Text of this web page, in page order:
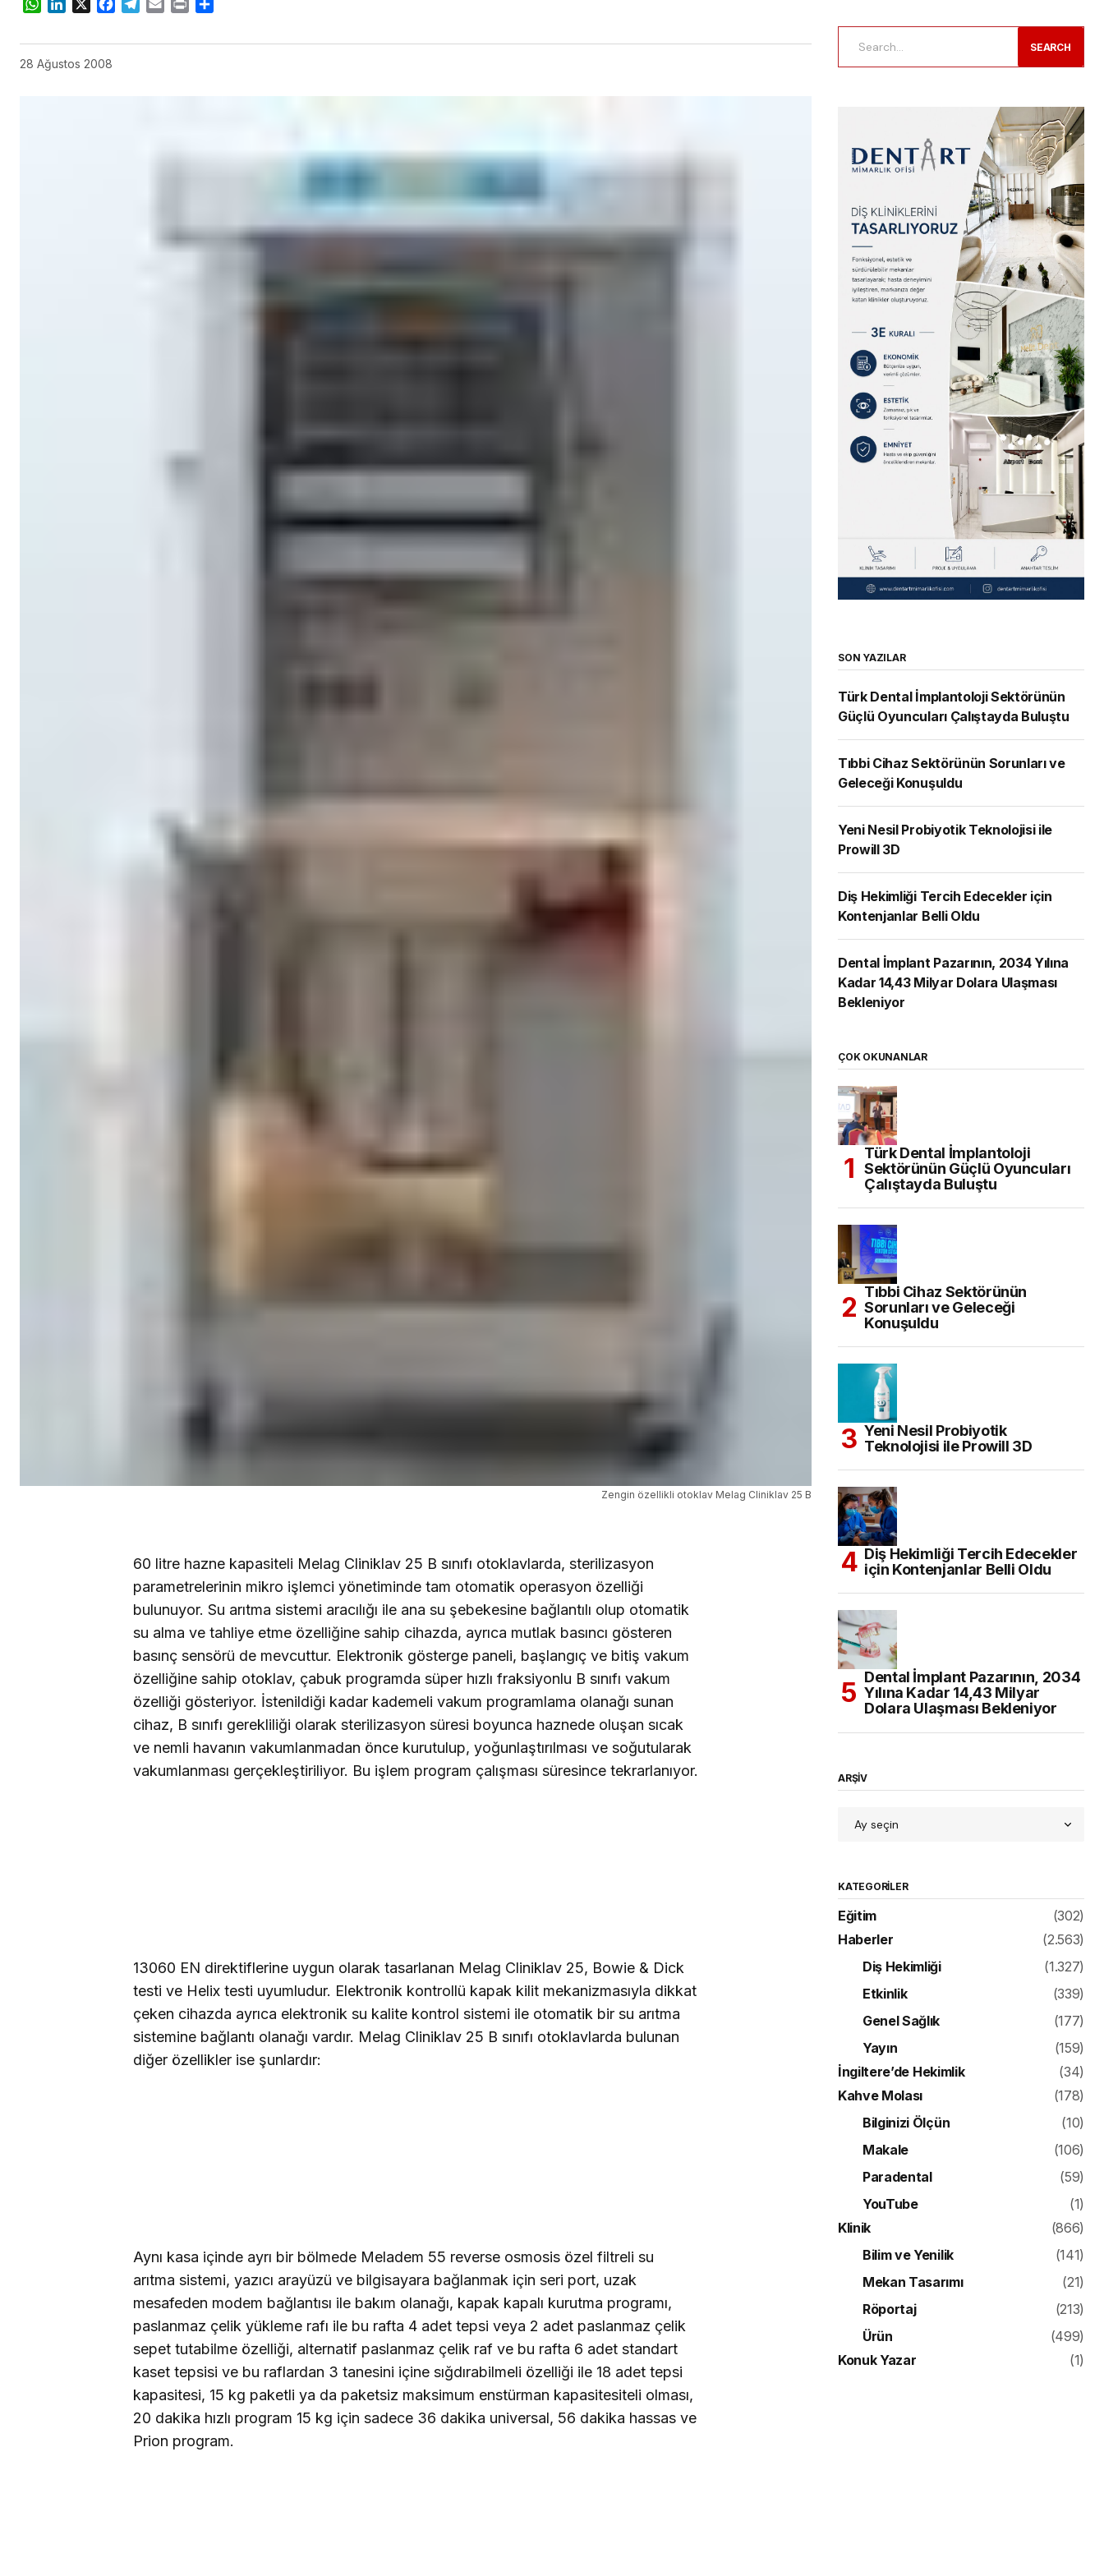
WhatsApp
LinkedIn
X Facebook
Telegram
Email Print
28 Ağustos 2008
Zengin özellikli otoklav Melag Cliniklav 25 B
60 litre hazne kapasiteli Melag Cliniklav 25 B sınıfı otoklavlarda, sterilizasyon
parametrelerinin mikro işlemci yönetiminde tam otomatik operasyon özelliği
bulunuyor. Su arıtma sistemi aracılığı ile ana su şebekesine bağlantılı olup otomatik
su alma ve tahliye etme özelliğine sahip cihazda, ayrıca mutlak basıncı gösteren
basınç sensörü de mevcuttur. Elektronik gösterge paneli, başlangıç ve bitiş vakum
özelliğine sahip otoklav, çabuk programda süper hızlı fraksiyonlu B sınıfı vakum
özelliği gösteriyor. İstenildiği kadar kademeli vakum programlama olanağı sunan
cihaz, B sınıfı gerekliliği olarak sterilizasyon süresi boyunca haznede oluşan sıcak
ve nemli havanın vakumlanmadan önce kurutulup, yoğunlaştırılması ve soğutularak
vakumlanması gerçekleştiriliyor. Bu işlem program çalışması süresince tekrarlanıyor.
13060 EN direktiflerine uygun olarak tasarlanan Melag Cliniklav 25, Bowie & Dick
testi ve Helix testi uyumludur. Elektronik kontrollü kapak kilit mekanizmasıyla dikkat
çeken cihazda ayrıca elektronik su kalite kontrol sistemi ile otomatik bir su arıtma
sistemine bağlantı olanağı vardır. Melag Cliniklav 25 B sınıfı otoklavlarda bulunan
diğer özellikler ise şunlardır:
Aynı kasa içinde ayrı bir bölmede Meladem 55 reverse osmosis özel filtreli su
arıtma sistemi, yazıcı arayüzü ve bilgisayara bağlanmak için seri port, uzak
mesafeden modem bağlantısı ile bakım olanağı, kapak kapalı kurutma programı,
paslanmaz çelik yükleme rafı ile bu rafta 4 adet tepsi veya 2 adet paslanmaz çelik
sepet tutabilme özelliği, alternatif paslanmaz çelik raf ve bu rafta 6 adet standart
kaset tepsisi ve bu raflardan 3 tanesini içine sığdırabilmeli özelliği ile 18 adet tepsi
kapasitesi, 15 kg paketli ya da paketsiz maksimum enstürman kapasitesiteli olması,
20 dakika hızlı program 15 kg için sadece 36 dakika universal, 56 dakika hassas ve
Prion program.
SEARCH
SON YAZILAR
Türk Dental İmplantoloji Sektörünün
Güçlü Oyuncuları Çalıştayda Buluştu
Tıbbi Cihaz Sektörünün Sorunları ve
Geleceği Konuşuldu
Yeni Nesil Probiyotik Teknolojisi ile
Prowill 3D
Diş Hekimliği Tercih Edecekler için
Kontenjanlar Belli Oldu
Dental İmplant Pazarının, 2034 Yılına
Kadar 14,43 Milyar Dolara Ulaşması
Bekleniyor
ÇOK OKUNANLAR
Türk Dental İmplantoloji
Sektörünün Güçlü Oyuncuları
Çalıştayda Buluştu
Tıbbi Cihaz Sektörünün
Sorunları ve Geleceği
Konuşuldu
Yeni Nesil Probiyotik
Teknolojisi ile Prowill 3D
Diş Hekimliği Tercih Edecekler
için Kontenjanlar Belli Oldu
Dental İmplant Pazarının, 2034
Yılına Kadar 14,43 Milyar
Dolara Ulaşması Bekleniyor
ARŞİV
KATEGORILER
Eğitim
(302)
Haberler
(2.563)
Diş Hekimliği
(1.327)
Etkinlik
(339)
Genel Sağlık
(177)
Yayın
(159)
İngiltere’de Hekimlik
(34)
Kahve Molası
(178)
Bilginizi Ölçün
(10)
Makale
(106)
Paradental
(59)
YouTube
(1)
Klinik
(866)
Bilim ve Yenilik
(141)
Mekan Tasarımı
(21)
Röportaj
(213)
Ürün
(499)
Konuk Yazar
(1)